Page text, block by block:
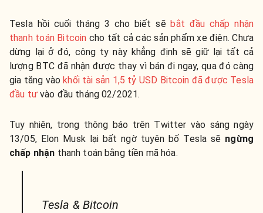
Tesla hồi cuối tháng 3 cho biết sẽ bắt đầu chấp nhận
thanh toán Bitcoin cho tất cả các sản phẩm xe điện. Chưa
dừng lại ở đó, công ty này khẳng định sẽ giữ lại tất cả
lượng BTC đã nhận được thay vì bán đi ngay, qua đó càng
gia tăng vào khối tài sản 1,5 tỷ USD Bitcoin đã được Tesla
đầu tưvào đầu tháng 02/2021.
Tuy nhiên, trong thông báo trên Twitter vào sáng ngày
13/05, Elon Musk lại bất ngờ tuyên bố Tesla sẽ ngừng
chấp nhận thanh toán bằng tiền mã hóa.
Tesla & Bitcoin